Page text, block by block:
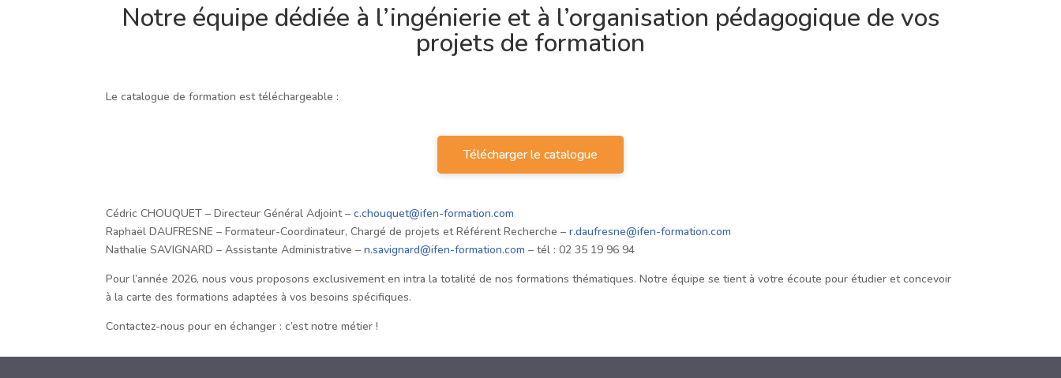
Notre équipe dédiée à l’ingénierie et à l’organisation pédagogique de vos
projets de formation
Le catalogue de formation est téléchargeable :
Télécharger le catalogue
Cédric CHOUQUET – Directeur Général Adjoint –c.chouquet@ifen-formation.com
Raphaël DAUFRESNE – Formateur-Coordinateur, Chargé de projets et Référent Recherche –r.daufresne@ifen-formation.com
Nathalie SAVIGNARD – Assistante Administrative –n.savignard@ifen-formation.com – tél : 02 35 19 96 94
Pour l’année 2026, nous vous proposons exclusivement en intra la totalité de nos formations thématiques. Notre équipe se tient à votre écoute pour étudier et concevoir
à la carte des formations adaptées à vos besoins spécifiques.
Contactez-nous pour en échanger : c’est notre métier !